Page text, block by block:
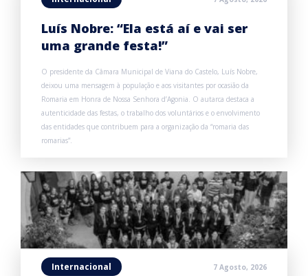
Luís Nobre: “Ela está aí e vai ser
uma grande festa!”
O presidente da Câmara Municipal de Viana do Castelo, Luís Nobre,
deixou uma mensagem à população e aos visitantes por ocasião da
Romaria em Honra de Nossa Senhora d’Agonia. O autarca destaca a
autenticidade das festas, o trabalho dos voluntários e o envolvimento
das entidades que contribuem para a organização da “romaria das
romarias”.
Internacional 7 Agosto, 2026